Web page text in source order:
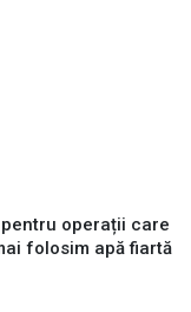
operații care
folosim apă fiartă